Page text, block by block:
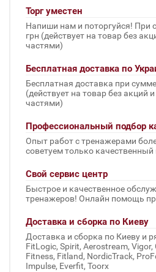
Торг уместен
Напиши нам и поторгуйся! При
грн (действует на товар без
частями)
Бесплатная доставка по
Бесплатная доставка при
(действует на товар без акций
частями)
Профессиональный подбор
Опыт работ с тренажерами
советуем только
Свой сервис центр
Быстрое и качественное
тренажеров! Онлайн помощь
Доставка и сборка по Киеву
Доставка и сборка по Киеву и
FitLogic, Spirit, Aerostream, Vigor,
Fitness, Fitland, NordicTrack,
Impulse, Everfit, Toorx